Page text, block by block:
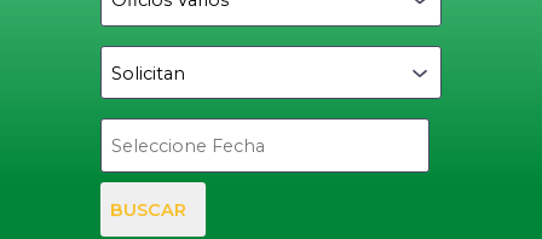
BUSCAR